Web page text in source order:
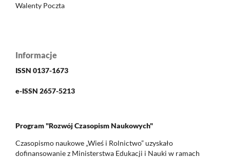
Walenty Poczta
Informacje
ISSN 0137-1673
e-ISSN 2657-5213
Program "Rozwój Czasopism Naukowych"
Czasopismo naukowe „Wieś i Rolnictwo” uzyskało
dofinansowanie z Ministerstwa Edukacji i Nauki w ramach